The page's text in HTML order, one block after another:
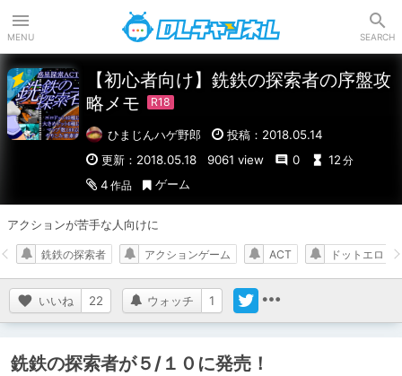
MENU SEARCH
【初心者向け】銑鉄の探索者の序盤攻
略メモ
ひまじんハゲ野郎
投稿：2018.05.14
更新：2018.05.18
9061 view 0 12 分
4 作品 ゲーム
アクションが苦手な人向けに
いいね 22 ウォッチ 1
銑鉄の探索者 アクションゲーム ACT ドットエロ
銑鉄の探索者が５/１０に発売！